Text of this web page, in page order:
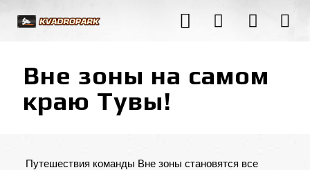
Вне зоны на самом
краю Тувы!
Путешествия команды Вне зоны становятся все